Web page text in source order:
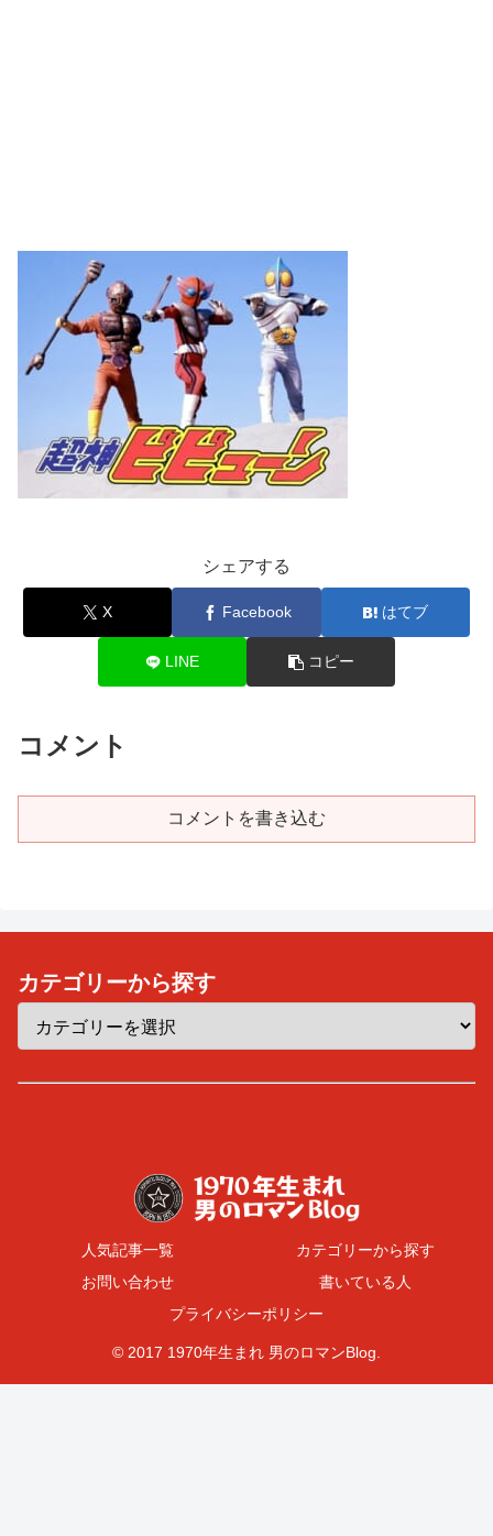
シェアする
X Facebook はてブ
LINE コピー
コメント
コメントを書き込む
カテゴリーから探す
人気記事一覧
カテゴリーから探す
お問い合わせ
書いている人
プライバシーポリシー
© 2017 1970年生まれ 男のロマンBlog.